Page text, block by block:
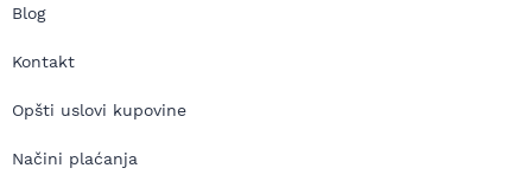
Blog
Kontakt
Opšti uslovi kupovine
Načini plaćanja